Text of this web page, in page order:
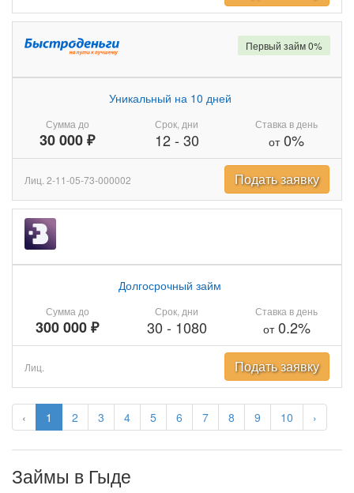
‹ 1 2 3 4 5 6 7 8 9 10 ›
Сумма до
30 000 ₽
Уникальный на 10 дней
Срок, дни
12- 30
Ставка в день
от0%
Первый займ 0%
Лиц. 2-11-05-73-000002 Подать заявку
Сумма до
300 000 ₽
Долгосрочный займ
Срок, дни
30 - 1080
Ставка в день
от0.2%
Лиц. Подать заявку
Займы в Гыде